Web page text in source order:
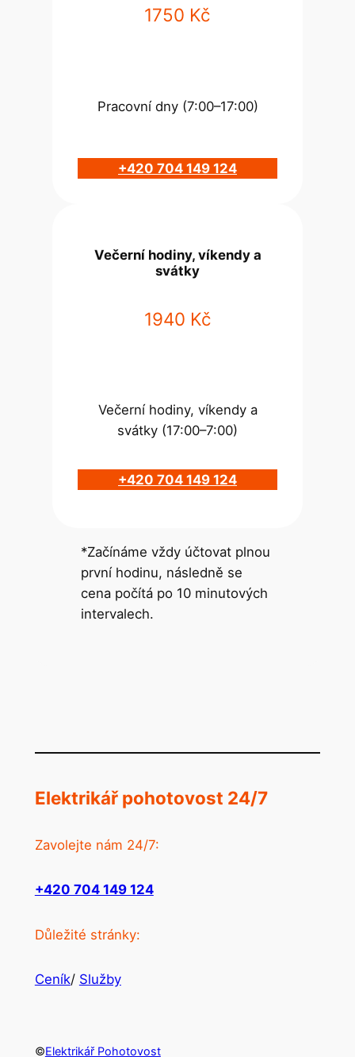
1750 Kč
Pracovní dny (7:00–17:00)
+420 704 149 124
Večerní hodiny, víkendy a
svátky
1940 Kč
Večerní hodiny, víkendy a
svátky (17:00–7:00)
+420 704 149 124
*Začínáme vždy účtovat plnou
první hodinu, následně se
cena počítá po 10 minutových
intervalech.
Elektrikář pohotovost 24/7
Zavolejte nám 24/7:
+420 704 149 124
Důležité stránky:
Ceník/ Služby
©Elektrikář Pohotovost